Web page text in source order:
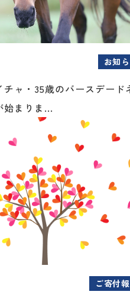
お知
ャ・35歳のバースデード
始まりま...
ご寄付